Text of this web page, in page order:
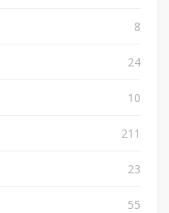
8
24
10
211
23
55